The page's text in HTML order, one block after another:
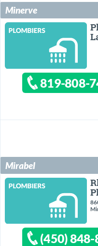
Minerve
819-808-
Mirabel
(450)